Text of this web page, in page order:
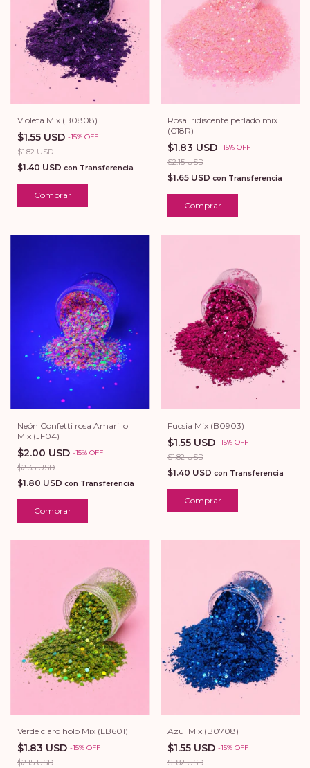
Violeta Mix (B0808)
$1.55 USD -15% OFF
$1.82 USD
$1.40 USD con Transferencia
Comprar
Rosa iridiscente perlado mix
(C18R)
$1.83 USD -15% OFF
$2.15 USD
$1.65 USD con Transferencia
Comprar
Neón Confetti rosa Amarillo
Mix (JF04)
$2.00 USD -15% OFF
$2.35 USD
$1.80 USD con Transferencia
Comprar
Fucsia Mix (B0903)
$1.55 USD -15% OFF
$1.82 USD
$1.40 USD con Transferencia
Comprar
Verde claro holo Mix (LB601)
$1.83 USD -15% OFF
$2.15 USD
Azul Mix (B0708)
$1.55 USD -15% OFF
$1.82 USD